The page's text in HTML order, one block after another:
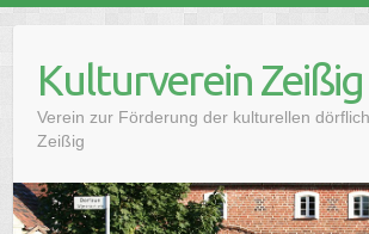
contentKulturverein Zeißig
Verein zur Förderung der kulturellen
Zeißig